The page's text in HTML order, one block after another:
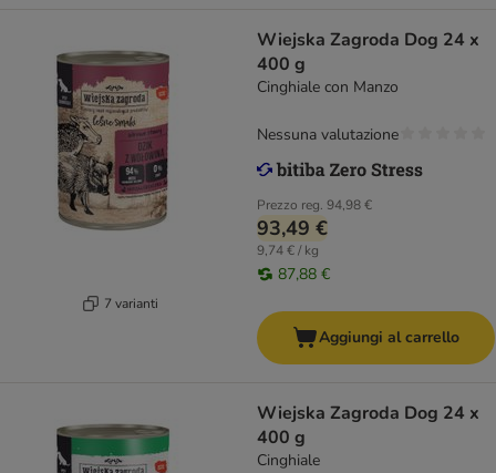
7 varianti
Wiejska Zagroda Dog 24 x
400 g
Cinghiale con Manzo
Prezzo reg. 94,98 €
93,49 €
9,74 € / kg
87,88 €
Nessuna valutazione
Aggiungi al carrello
Wiejska Zagroda Dog 24 x
400 g
Cinghiale